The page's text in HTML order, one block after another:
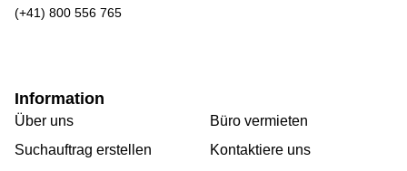
(+41) 800 556 765
Information
Über uns
Suchauftrag erstellen
Büro vermieten
Kontaktiere uns